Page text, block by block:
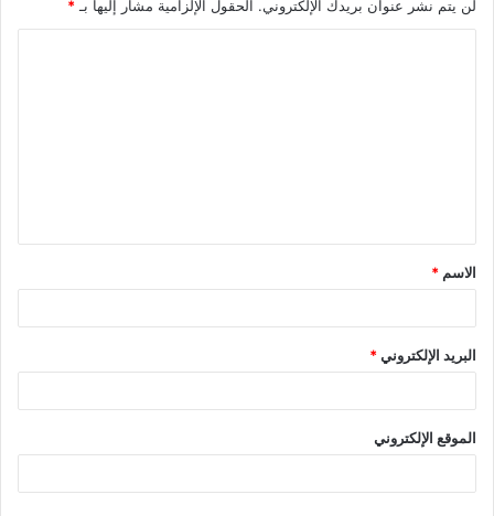
لن يتم نشر عنوان بريدك الإلكتروني. الحقول الإلزامية مشار إليها بـ *
الاسم *
البريد الإلكتروني*
الموقع الإلكتروني